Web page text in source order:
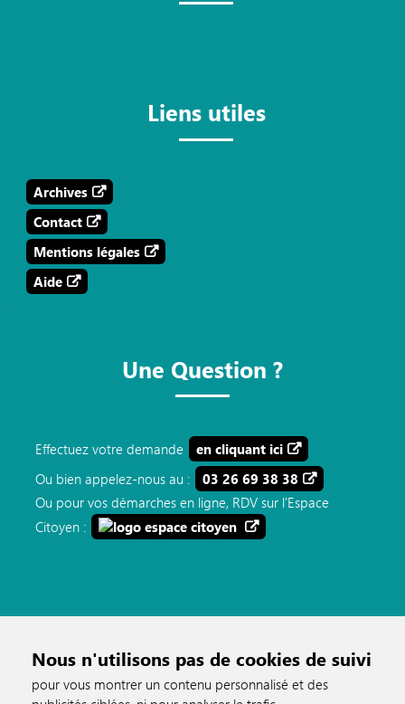
Nous n'utilisons pas de cookies de suivi
pour vous montrer un contenu personnalisé et des
Liens utiles
Archives
Contact
Mentions légales
Aide
Une Question ?
Effectuez votre demande
en cliquant ici
Ou bien appelez-nous au :
03 26 69 38 38
Ou pour vos démarches en ligne, RDV sur l'Espace
Citoyen :